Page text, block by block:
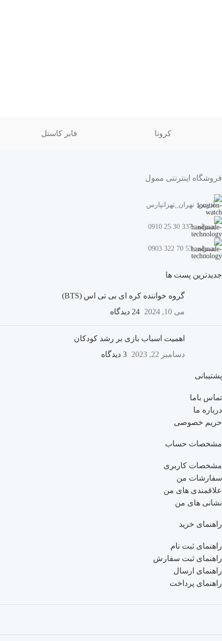
کرونا فابر کاستل
فروشگاه اینترنتی ممول
آدرس: تهران_تهرانپارس
همراه : 337 30 25 0910
همراه : 53 70 322 0903
جدیدترین پست ها
گروه خواننده کره ای بی تی اس (BTS)
می 10, 2024
24 دیدگاه
اهمیت اسباب بازی بر رشد کودکان
دسامبر 22, 2023
3 دیدگاه
پشتیبانی
تماس باما
درباره ما
حریم خصوصی
مشخصات حساب
مشخصات کاربری
سفارشات من
علاقمندی های من
نشانی های من
راهنمای خرید
راهنمای ثبت نام
راهنمای ثبت سفارش
راهنمای ارسال
راهنمای پرداخت